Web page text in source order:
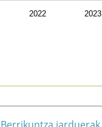
2022 2023